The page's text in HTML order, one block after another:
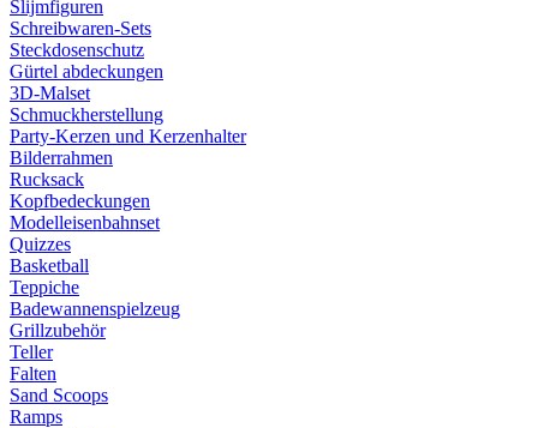
Slijmfiguren
Schreibwaren-Sets
Steckdosenschutz
Gürtel abdeckungen
3D-Malset
Schmuckherstellung
Party-Kerzen und Kerzenhalter
Bilderrahmen
Rucksack
Kopfbedeckungen
Modelleisenbahnset
Quizzes
Basketball
Teppiche
Badewannenspielzeug
Grillzubehör
Teller
Falten
Sand Scoops
Ramps